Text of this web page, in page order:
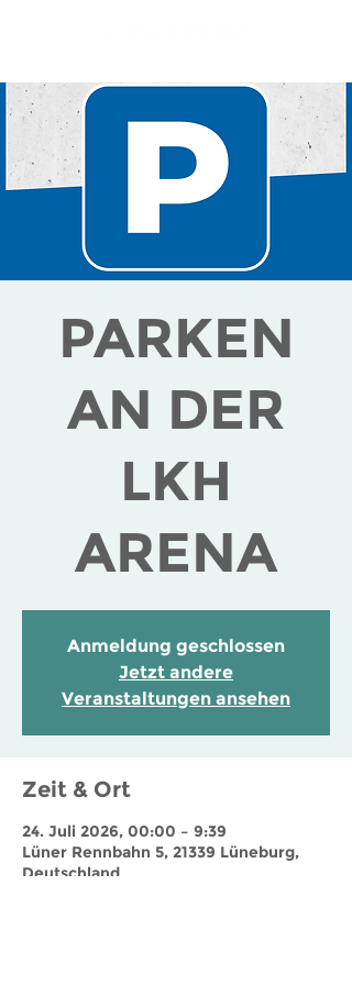
PARKEN
AN DER
LKH
ARENA
Anmeldung geschlossen
Jetzt andere
Veranstaltungen ansehen
Zeit & Ort
24. Juli 2026, 00:00 – 9:39
Lüner Rennbahn 5, 21339 Lüneburg,
Deutschland